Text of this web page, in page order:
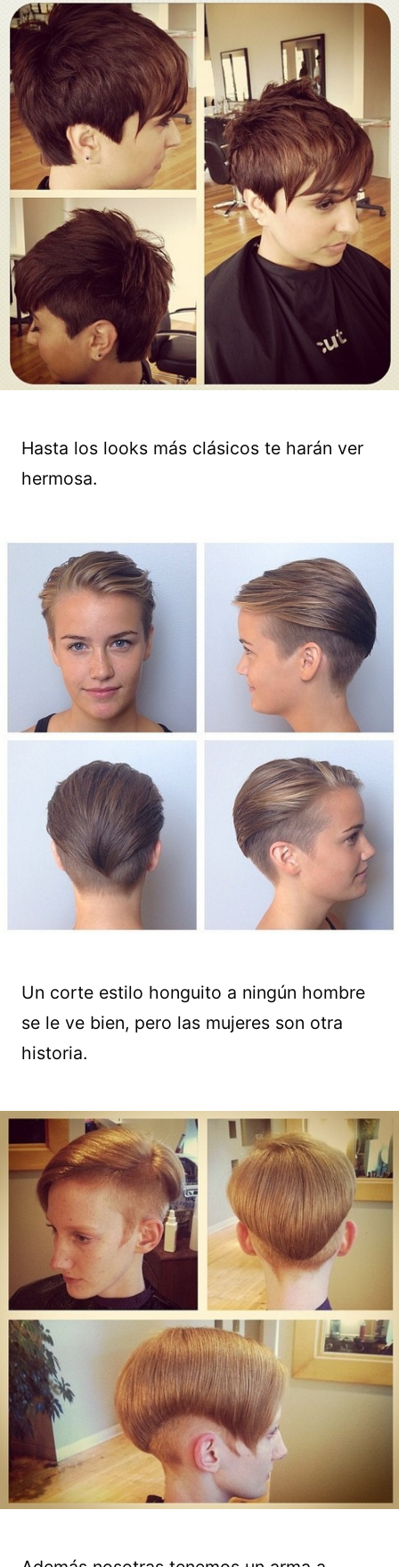
Hasta los looks más clásicos te harán ver
hermosa.
Un corte estilo honguito a ningún hombre
se le ve bien, pero las mujeres son otra
historia.